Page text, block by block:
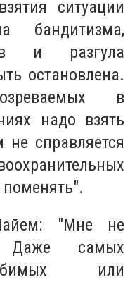
ситуации
бандитизма,
и разгула
остановлена.
в
надо взять
справляется
поменять".
"Мне не
Даже самых
или